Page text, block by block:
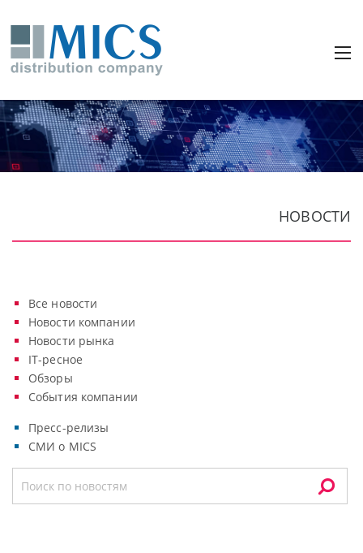
НОВОСТИ
Все новости
Новости компании
Новости рынка
IT-ресное
Обзоры
События компании
Пресс-релизы
СМИ о MICS